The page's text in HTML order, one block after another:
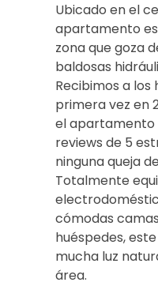
Ubicado en el
apartamento
zona que goza
baldosas
Recibimos a
primera vez en
el apartamento
reviews de 5
ninguna queja
Totalmente
cómodas
huéspedes,
mucha luz
área.